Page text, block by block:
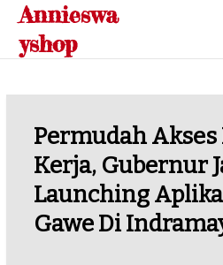
Skip
content
Annieswa
yshop
Permudah Akses
Kerja, Gubernur
Launching
Gawe Di